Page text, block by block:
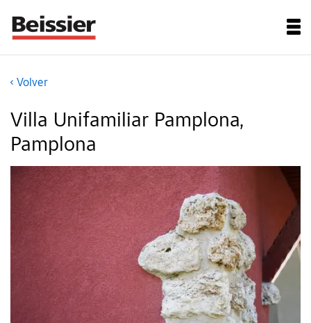
Volver
Villa Unifamiliar Pamplona,
Pamplona